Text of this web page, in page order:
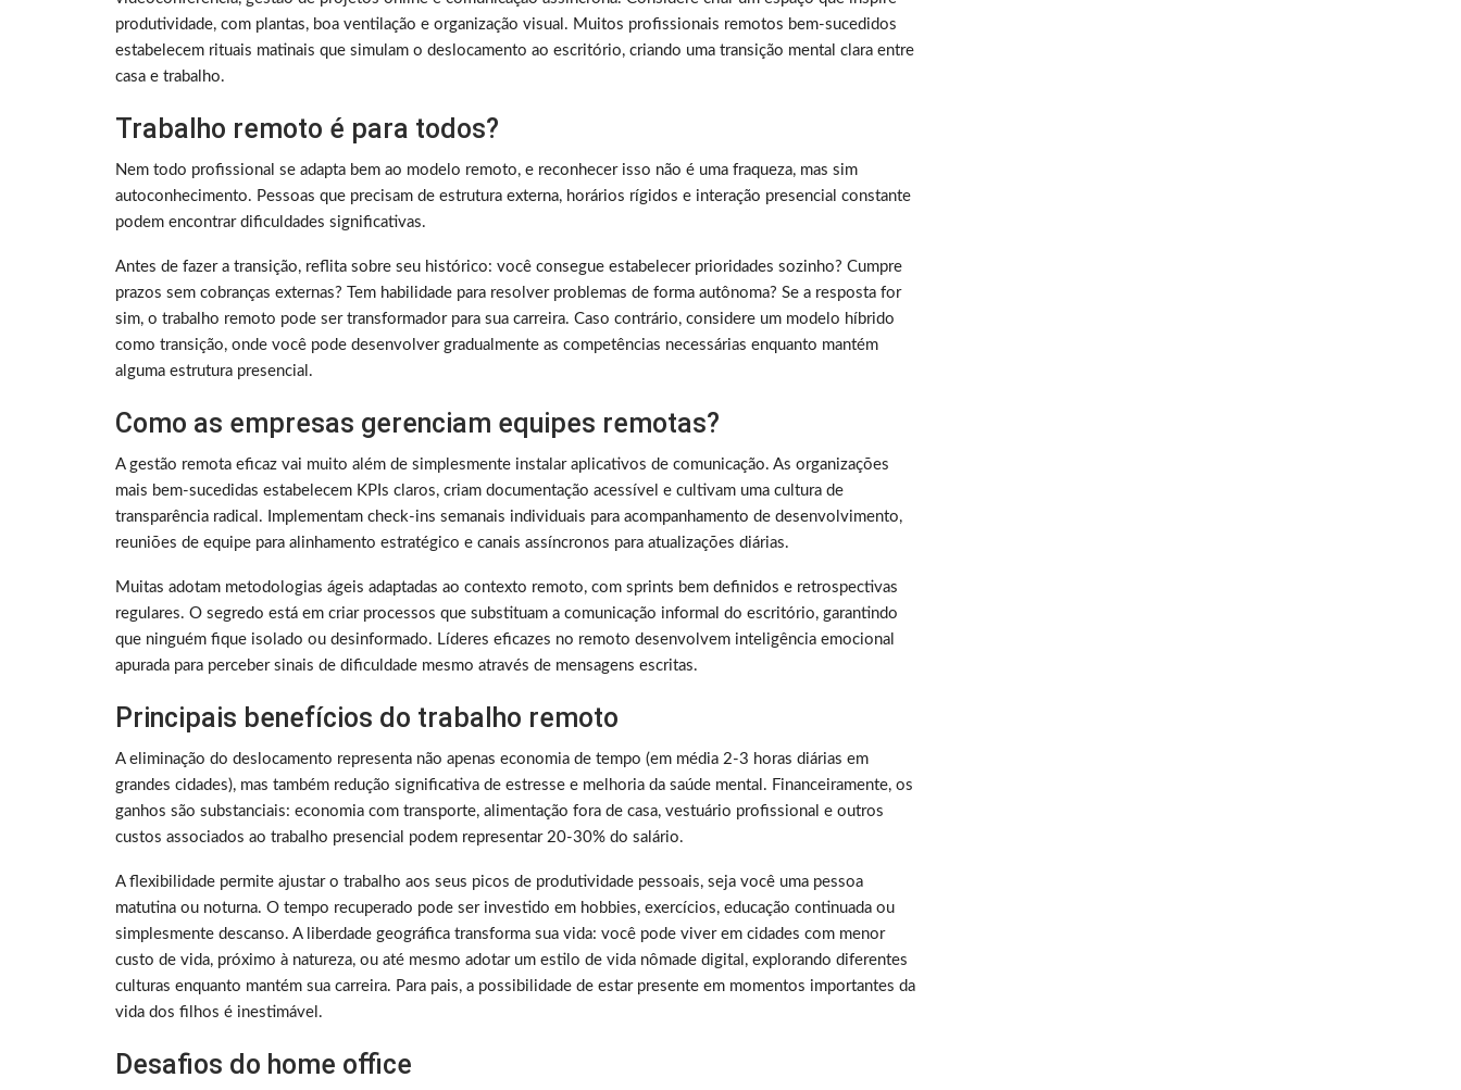
produtividade, com plantas, boa ventilação e organização visual. Muitos profissionais remotos bem-sucedidos
estabelecem rituais matinais que simulam o deslocamento ao escritório, criando uma transição mental clara entre
casa e trabalho.
Trabalho remoto é para todos?
Nem todo profissional se adapta bem ao modelo remoto, e reconhecer isso não é uma fraqueza, mas sim
autoconhecimento. Pessoas que precisam de estrutura externa, horários rígidos e interação presencial constante
podem encontrar dificuldades significativas.
Antes de fazer a transição, reflita sobre seu histórico: você consegue estabelecer prioridades sozinho? Cumpre
prazos sem cobranças externas? Tem habilidade para resolver problemas de forma autônoma? Se a resposta for
sim, o trabalho remoto pode ser transformador para sua carreira. Caso contrário, considere um modelo híbrido
como transição, onde você pode desenvolver gradualmente as competências necessárias enquanto mantém
alguma estrutura presencial.
Como as empresas gerenciam equipes remotas?
A gestão remota eficaz vai muito além de simplesmente instalar aplicativos de comunicação. As organizações
mais bem-sucedidas estabelecem KPIs claros, criam documentação acessível e cultivam uma cultura de
transparência radical. Implementam check-ins semanais individuais para acompanhamento de desenvolvimento,
reuniões de equipe para alinhamento estratégico e canais assíncronos para atualizações diárias.
Muitas adotam metodologias ágeis adaptadas ao contexto remoto, com sprints bem definidos e retrospectivas
regulares. O segredo está em criar processos que substituam a comunicação informal do escritório, garantindo
que ninguém fique isolado ou desinformado. Líderes eficazes no remoto desenvolvem inteligência emocional
apurada para perceber sinais de dificuldade mesmo através de mensagens escritas.
Principais benefícios do trabalho remoto
A eliminação do deslocamento representa não apenas economia de tempo (em média 2-3 horas diárias em
grandes cidades), mas também redução significativa de estresse e melhoria da saúde mental. Financeiramente, os
ganhos são substanciais: economia com transporte, alimentação fora de casa, vestuário profissional e outros
custos associados ao trabalho presencial podem representar 20-30% do salário.
A flexibilidade permite ajustar o trabalho aos seus picos de produtividade pessoais, seja você uma pessoa
matutina ou noturna. O tempo recuperado pode ser investido em hobbies, exercícios, educação continuada ou
simplesmente descanso. A liberdade geográfica transforma sua vida: você pode viver em cidades com menor
custo de vida, próximo à natureza, ou até mesmo adotar um estilo de vida nômade digital, explorando diferentes
culturas enquanto mantém sua carreira. Para pais, a possibilidade de estar presente em momentos importantes da
vida dos filhos é inestimável.
Desafios do home office